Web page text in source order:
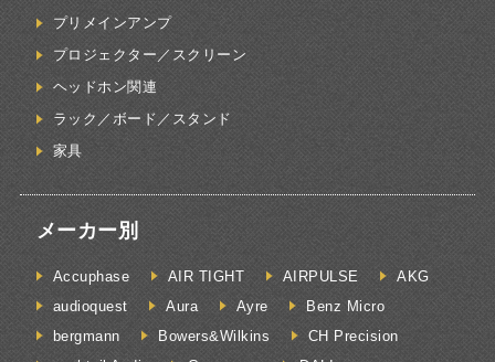
プリメインアンプ
プロジェクター／スクリーン
ヘッドホン関連
ラック／ボード／スタンド
家具
メーカー別
Accuphase AIR TIGHT AIRPULSE
AKG
audioquest
Aura Ayre
Benz Micro
bergmann
Bowers&Wilkins
CH Precision